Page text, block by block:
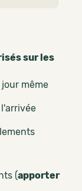
sur les
même
(apporter